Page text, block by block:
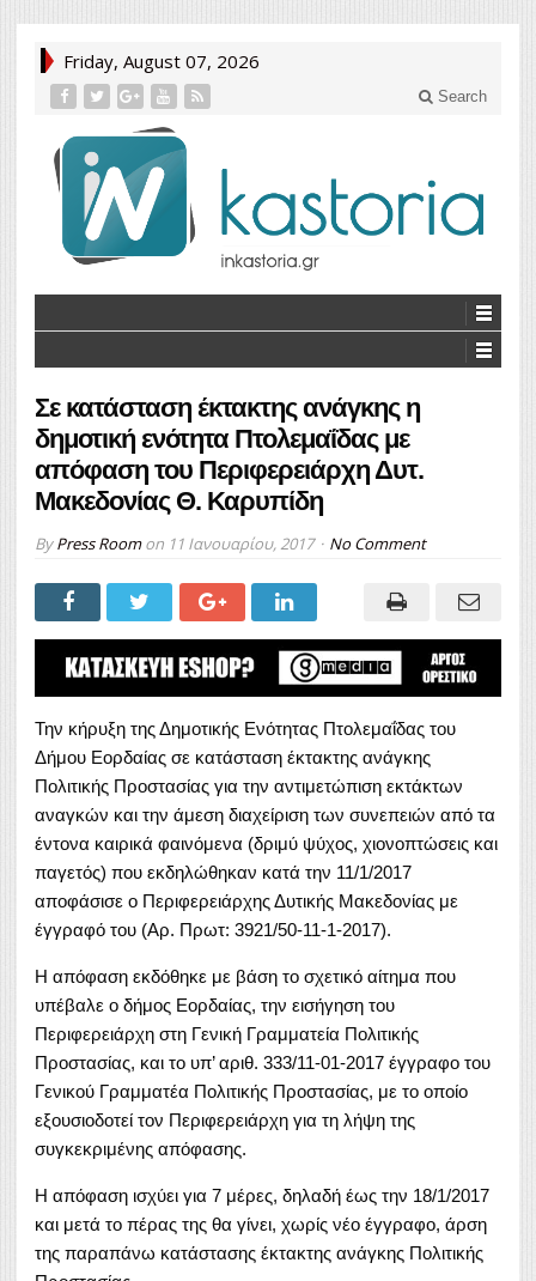
Friday, August 07, 2026
Search
Σε κατάσταση έκτακτης ανάγκης η
δημοτική ενότητα Πτολεμαΐδας με
απόφαση του Περιφερειάρχη Δυτ.
Μακεδονίας Θ. Καρυπίδη
ByPress Roomon 11 Ιανουαρίου, 2017 No Comment
Την κήρυξη της Δημοτικής Ενότητας Πτολεμαΐδας του
Δήμου Εορδαίας σε κατάσταση έκτακτης ανάγκης
Πολιτικής Προστασίας για την αντιμετώπιση εκτάκτων
αναγκών και την άμεση διαχείριση των συνεπειών από τα
έντονα καιρικά φαινόμενα (δριμύ ψύχος, χιονοπτώσεις και
παγετός) που εκδηλώθηκαν κατά την 11/1/2017
αποφάσισε ο Περιφερειάρχης Δυτικής Μακεδονίας με
έγγραφό του (Αρ. Πρωτ: 3921/50-11-1-2017).
Η απόφαση εκδόθηκε με βάση το σχετικό αίτημα που
υπέβαλε ο δήμος Εορδαίας, την εισήγηση του
Περιφερειάρχη στη Γενική Γραμματεία Πολιτικής
Προστασίας, και το υπ’ αριθ. 333/11-01-2017 έγγραφο του
Γενικού Γραμματέα Πολιτικής Προστασίας, με το οποίο
εξουσιοδοτεί τον Περιφερειάρχη για τη λήψη της
συγκεκριμένης απόφασης.
Η απόφαση ισχύει για 7 μέρες, δηλαδή έως την 18/1/2017
και μετά το πέρας της θα γίνει, χωρίς νέο έγγραφο, άρση
της παραπάνω κατάστασης έκτακτης ανάγκης Πολιτικής